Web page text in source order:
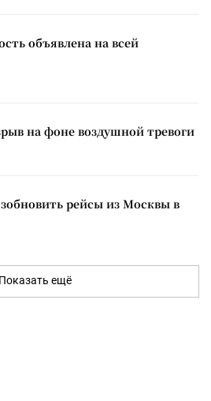
объявлена на всей
на фоне воздушной тревоги
рейсы из Москвы в
Показать ещё